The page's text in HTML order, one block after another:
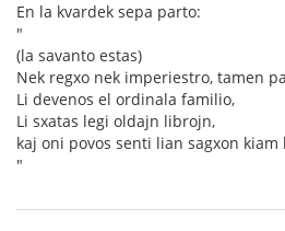
En la kvardek sepa parto:
"
(la savanto estas)
Nek regxo nek imperiestro, tamen
Li devenos el ordinala familio,
Li sxatas legi oldajn librojn,
kaj oni povos senti lian sagxon kiam
"